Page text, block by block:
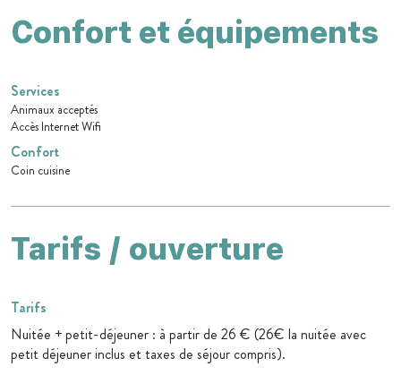
Confort et équipements
Services
Animaux acceptés
Accès Internet Wifi
Confort
Coin cuisine
Tarifs / ouverture
Tarifs
Nuitée + petit-déjeuner : à partir de 26 € (26€ la nuitée avec
petit déjeuner inclus et taxes de séjour compris).